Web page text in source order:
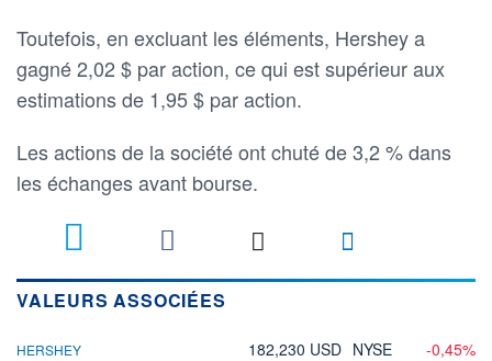
Toutefois, en excluant les éléments, Hershey a
gagné 2,02 $ par action, ce qui est supérieur aux
estimations de 1,95 $ par action.
Les actions de la société ont chuté de 3,2 % dans
les échanges avant bourse.
VALEURS ASSOCIÉES
HERSHEY 182,230 USD NYSE -0,45%